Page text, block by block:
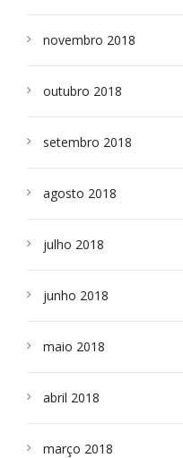
novembro 2018
outubro 2018
setembro 2018
agosto 2018
julho 2018
junho 2018
maio 2018
abril 2018
março 2018